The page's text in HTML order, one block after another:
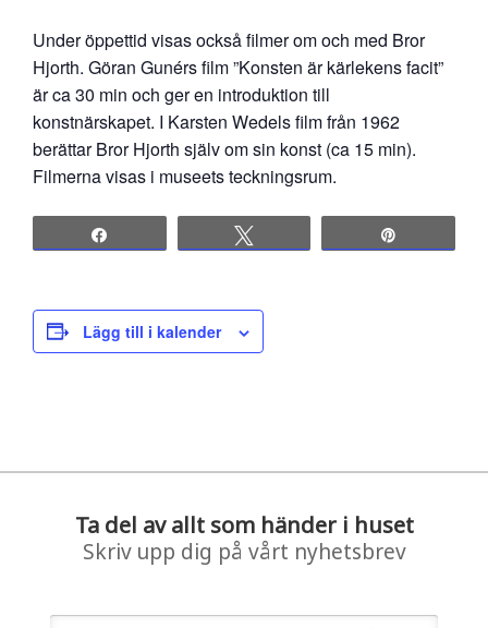
Under öppettid visas också filmer om och med Bror
Hjorth. Göran Gunérs film ”Konsten är kärlekens facit”
är ca 30 min och ger en introduktion till
konstnärskapet. I Karsten Wedels film från 1962
berättar Bror Hjorth själv om sin konst (ca 15 min).
Filmerna visas i museets teckningsrum.
Lägg till i kalender
Ta del av allt som händer i huset
Skriv upp dig på vårt nyhetsbrev